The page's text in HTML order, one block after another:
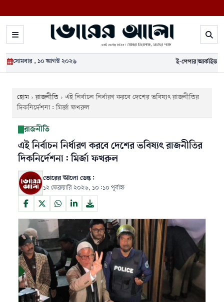
সোমবার , ১০ আগস্ট ২০২৬ ই-পেপার|আর্কাইভ
হোম ›রাজনীতি › এই নির্বাচন নির্ধারণ করবে দেশের ভবিষ্যৎ রাজনীতির
দিকনির্দেশনা: মির্জা ফখরুল
রাজনীতি
এই নির্বাচন নির্ধারণ করবে দেশের ভবিষ্যৎ রাজনীতির
দিকনির্দেশনা: মির্জা ফখরুল
ভোরের আলো ডেস্ক:
১২ ফেব্রুয়ারি ২০২৬, ১০:১০ পূর্বাহ্ন